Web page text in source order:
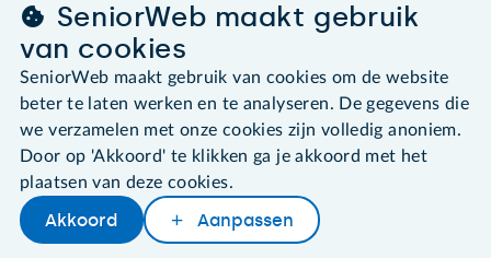
DelenWoordenboek
SeniorWeb maakt gebruik
van cookies
SeniorWeb maakt gebruik van cookies om de website
beter te laten werken en te analyseren. De gegevens die
we verzamelen met onze cookies zijn volledig anoniem.
Door op 'Akkoord' te klikken ga je akkoord met het
plaatsen van deze cookies.
Akkoord Aanpassen